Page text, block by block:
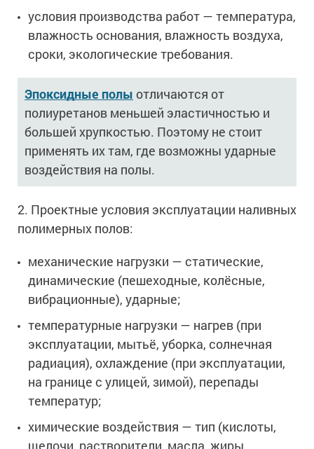
условия производства работ — температура,
влажность основания, влажность воздуха,
сроки, экологические требования.
Эпоксидные полы отличаются от
полиуретанов меньшей эластичностью и
большей хрупкостью. Поэтому не стоит
применять их там, где возможны ударные
воздействия на полы.
2. Проектные условия эксплуатации наливных
полимерных полов:
механические нагрузки — статические,
динамические (пешеходные, колёсные,
вибрационные), ударные;
температурные нагрузки — нагрев (при
эксплуатации, мытьё, уборка, солнечная
радиация), охлаждение (при эксплуатации,
на границе с улицей, зимой), перепады
температур;
химические воздействия — тип (кислоты,